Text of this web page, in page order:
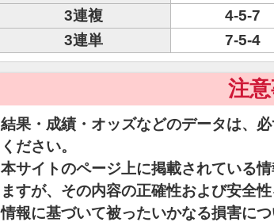
3連複
4-5-7
3連単
7-5-4
注
結果・成績・オッズなどのデータは、
ください。
本サイトのページ上に掲載されている
ますが、その内容の正確性および安全
情報に基づいて被ったいかなる損害に